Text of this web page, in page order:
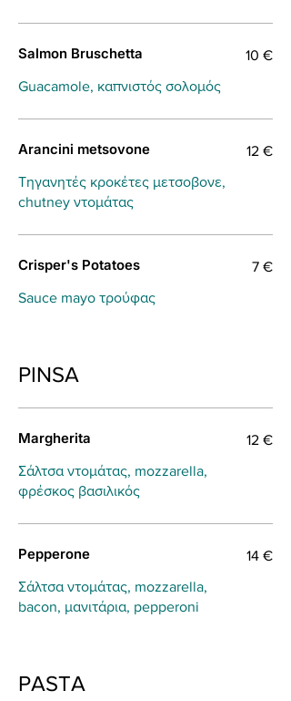
Salmon Bruschetta
Guacamole, καπνιστός σολομός
10 €
Arancini metsovone
Τηγανητές κροκέτες μετσοβονε,
chutney ντομάτας
12 €
Crisper's Potatoes
Sauce mayo τρούφας
7 €
PINSA
Margherita
Σάλτσα ντομάτας, mozzarella,
φρέσκος βασιλικός
12 €
Pepperone
Σάλτσα ντομάτας, mozzarella,
bacon, μανιτάρια, pepperoni
14 €
PASTA